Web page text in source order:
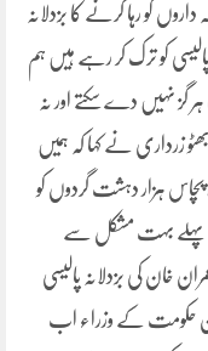
کو رہا کرنے کا بزدلانہ
کو ترک کر رہے ہیں ہم
گز نہیں دے سکتے اور نہ
زرداری نے کہا کہ ہمیں
پچاس ہزار دہشت گردوں کو
نے پہلے بہت مشکل سے
خان کی بزدلانہ پالیسی
حکومت کے وزراء اب